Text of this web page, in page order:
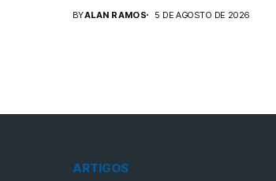
BYALAN RAMOS 5 DE AGOSTO DE 2026
ARTIGOS